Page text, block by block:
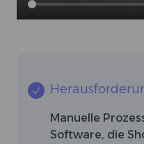
Manuelle
Software, die